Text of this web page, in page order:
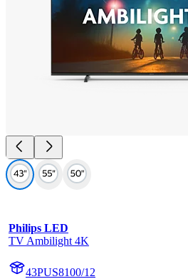
Philips LED
TV Ambilight 4K
43PUS8100/12